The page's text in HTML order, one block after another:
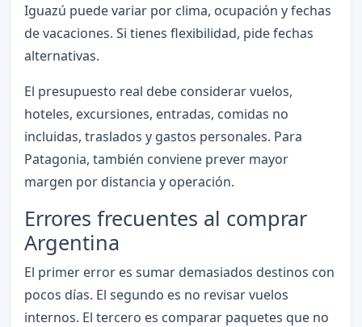
Iguazú puede variar por clima, ocupación y fechas
de vacaciones. Si tienes flexibilidad, pide fechas
alternativas.
El presupuesto real debe considerar vuelos,
hoteles, excursiones, entradas, comidas no
incluidas, traslados y gastos personales. Para
Patagonia, también conviene prever mayor
margen por distancia y operación.
Errores frecuentes al comprar
Argentina
El primer error es sumar demasiados destinos con
pocos días. El segundo es no revisar vuelos
internos. El tercero es comparar paquetes que no